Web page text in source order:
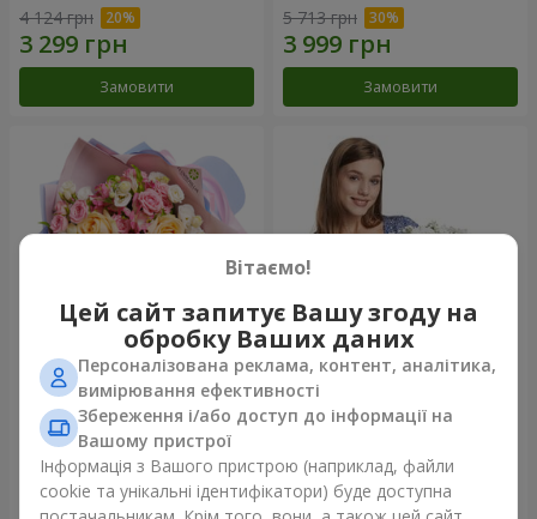
4 124 грн
Замовити
5 713 грн
Замовити
Букет "Казка мого життя"
2 443 грн
Замовити
Кошик "Янголятко"
Замовити
Вітаємо!
Цей сайт запитує Вашу згоду на
обробку Ваших даних
Персоналізована реклама, контент, аналітика,
вимірювання ефективності
Збереження і/або доступ до інформації на
Вашому пристрої
Інформація з Вашого пристрою (наприклад, файли
cookie та унікальні ідентифікатори) буде доступна